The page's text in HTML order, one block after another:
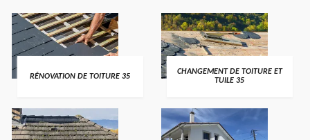
RÉNOVATION DE TOITURE 35
CHANGEMENT DE TOITURE ET
TUILE 35